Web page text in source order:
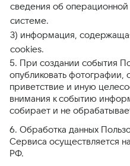
сведения об операционной
системе.
3) информация,
cookies.
5. При создании события
опубликовать фотографии,
приветствие и иную
внимания к событию
собирает и не
6. Обработка данных
Сервиса осуществляется
РФ.